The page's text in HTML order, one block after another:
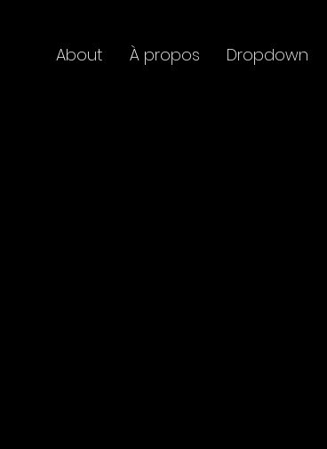
About À propos Dropdown